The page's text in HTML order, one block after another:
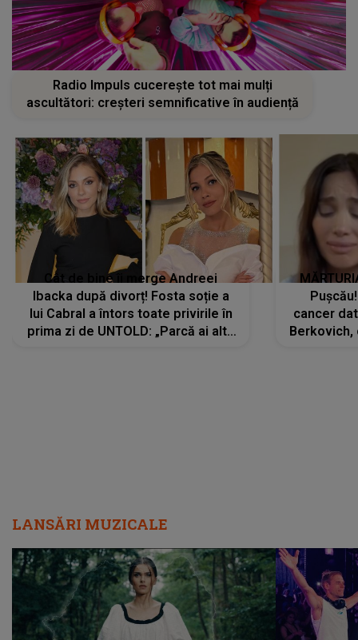
Radio Impuls cucerește tot mai mulți
ascultători: creșteri semnificative în audiență
Cât de bine îi merge Andreei
Ibacka după divorț! Fosta soție a
lui Cabral a întors toate privirile în
prima zi de UNTOLD: „Parcă ai altă
cancer
LANSĂRI MUZICALE